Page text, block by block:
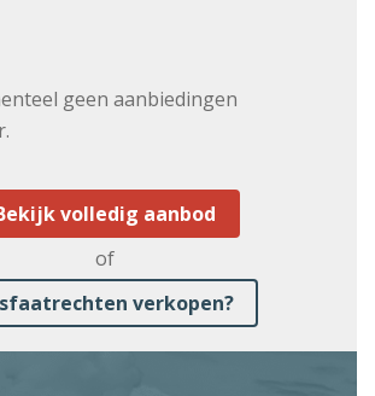
geen aanbiedingen
volledig aanbod
of
verkopen?